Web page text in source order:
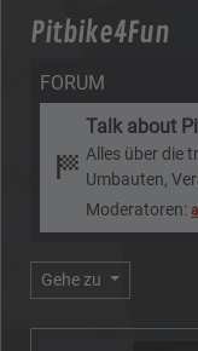
Pitbike4Fun
FORUM
Talk about
Alles über die
Umbauten,
Moderatoren:
Gehe zu